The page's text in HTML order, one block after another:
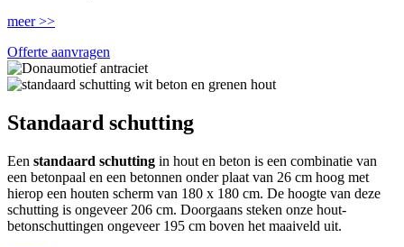
meer >>
Offerte aanvragen
Standaard schutting
Een standaard schutting in hout en beton is een combinatie van
een betonpaal en een betonnen onder plaat van 26 cm hoog met
hierop een houten scherm van 180 x 180 cm. De hoogte van deze
schutting is ongeveer 206 cm. Doorgaans steken onze hout-
betonschuttingen ongeveer 195 cm boven het maaiveld uit.